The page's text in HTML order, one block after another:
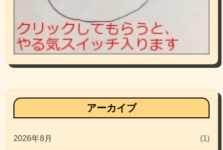
アーカイブ
2026年8月 (1)